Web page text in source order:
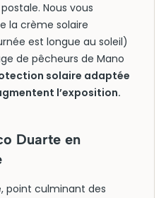
Nous vous
la crème solaire
est longue au soleil)
de pêcheurs de Mano
solaire adaptée
l’exposition.
Duarte en
point culminant des